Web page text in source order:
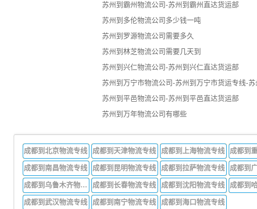
苏州到霸州物流公司-苏州到霸州直达货运部
苏州到多伦物流公司多少钱一吨
苏州到罗源物流公司需要多久
苏州到林芝物流公司需要几天到
苏州到兴仁物流公司-苏州到兴仁直达货运部
苏州到万宁市物流公司-苏州到万宁市货运专线-
苏州到平邑物流公司-苏州到平邑直达货运部
苏州到万年物流公司有哪些
成都到北京物流专线 成都到天津物流专线 成都到上海物流专线 成都到
成都到南昌物流专线 成都到昆明物流专线 成都到拉萨物流专线 成都到
成都到乌鲁木齐物流专线 成都到长春物流专线 成都到沈阳物流专线
成都到武汉物流专线 成都到南宁物流专线 成都到海口物流专线